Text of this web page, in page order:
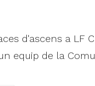
d'ascens a LF
equip de la